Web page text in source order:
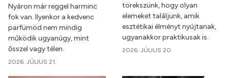
Nyáron már reggel harminc
fok van. Ilyenkor a kedvenc
parfümöd nem mindig
működik ugyanúgy, mint
ősszel vagy télen.
2026. JÚLIUS 21.
törekszünk, hogy olyan
elemeket találjunk, amik
esztétikai élményt nyújtanak,
ugyanakkor praktikusak is.
2026. JÚLIUS 20.